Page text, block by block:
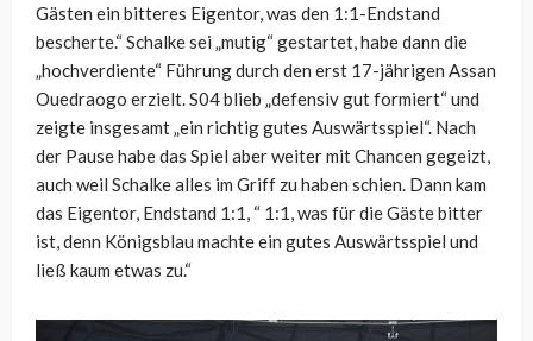
Gästen ein bitteres Eigentor, was den 1:1-Endstand
bescherte.“ Schalke sei „mutig“ gestartet, habe dann die
„hochverdiente“ Führung durch den erst 17-jährigen Assan
Ouedraogo erzielt. S04 blieb „defensiv gut formiert“ und
zeigte insgesamt „ein richtig gutes Auswärtsspiel“. Nach
der Pause habe das Spiel aber weiter mit Chancen gegeizt,
auch weil Schalke alles im Griff zu haben schien. Dann kam
das Eigentor, Endstand 1:1, “ 1:1, was für die Gäste bitter
ist, denn Königsblau machte ein gutes Auswärtsspiel und
ließ kaum etwas zu.“